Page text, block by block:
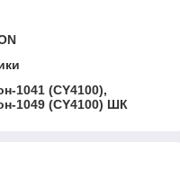
1041 (CY4100),
1049 (CY4100) ШК